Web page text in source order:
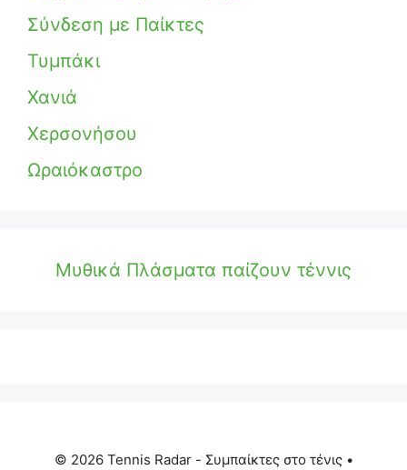
Σύνδεση με Παίκτες
Τυμπάκι
Χανιά
Χερσονήσου
Ωραιόκαστρο
Μυθικά Πλάσματα παίζουν τέννις
© 2026 Tennis Radar - Συμπαίκτες στο τένις•